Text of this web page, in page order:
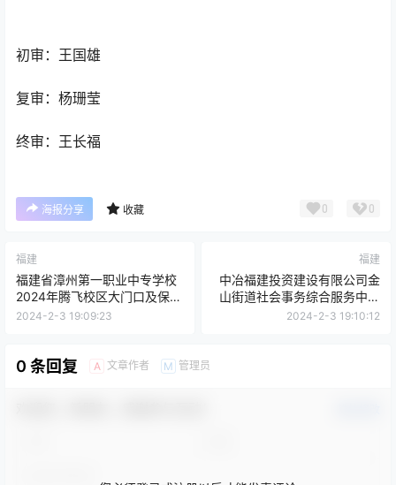
初审：王国雄
复审：杨珊莹
终审：王长福
海报分享 收藏 0 0
福建
福建省漳州第一职业中专学校
2024年腾飞校区大门口及保安
室门口进出、校本部宿管门口
2024-2-3 19:09:23
福建
中冶福建投资建设有限公司金
山街道社会事务综合服务中心
及幼儿园项目模板脚手架工程
2024-2-3 19:10:12
0 条回复 A 文章作者 M 管理员